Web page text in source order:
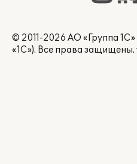
© 2011-2026 АО «Группа
«1С»). Все права защищены.